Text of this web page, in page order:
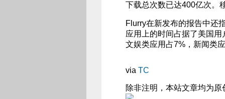
下载总次数已达400亿次。
Flurry在新发布的报告中还
应用上的时间占据了美国
文娱类应用占7%，新闻类
via TC
除非注明，本站文章均为